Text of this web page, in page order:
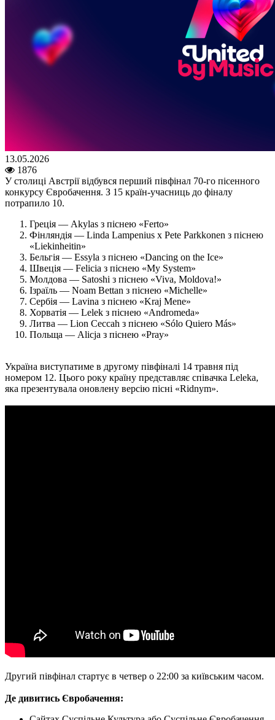
13.05.2026
1876
У столиці Австрії відбувся перший півфінал 70-го пісенного
конкурсу Євробачення. З 15 країн-учасниць до фіналу
потрапило 10.
Греція — Akylas з піснею «Ferto»
Фінляндія — Linda Lampenius x Pete Parkkonen з піснею
«Liekinheitin»
Бельгія — Essyla з піснею «Dancing on the Ice»
Швеція — Felicia з піснею «My System»
Молдова — Satoshi з піснею «Viva, Moldova!»
Ізраїль — Noam Bettan з піснею «Michelle»
Сербія — Lavina з піснею «Kraj Mene»
Хорватія — Lelek з піснею «Andromeda»
Литва — Lion Ceccah з піснею «Sólo Quiero Más»
Польща — Alicja з піснею «Pray»
Україна виступатиме в другому півфіналі 14 травня під
номером 12. Цього року країну представляє співачка Leleka,
яка презентувала оновлену версію пісні «Ridnym».
Другий півфінал стартує в четвер о 22:00 за київським часом.
Де дивитись Євробачення: